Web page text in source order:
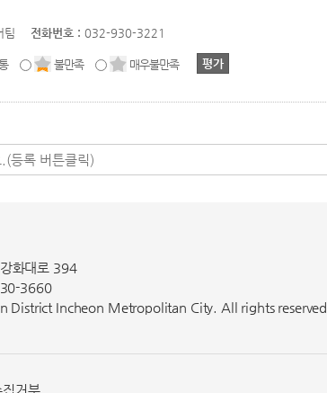
팀 전화번호 : 032-930-3221
불만족 매우불만족
화대로 394
3660
District Incheon Metropolitan City. All rights reserved.
집거부